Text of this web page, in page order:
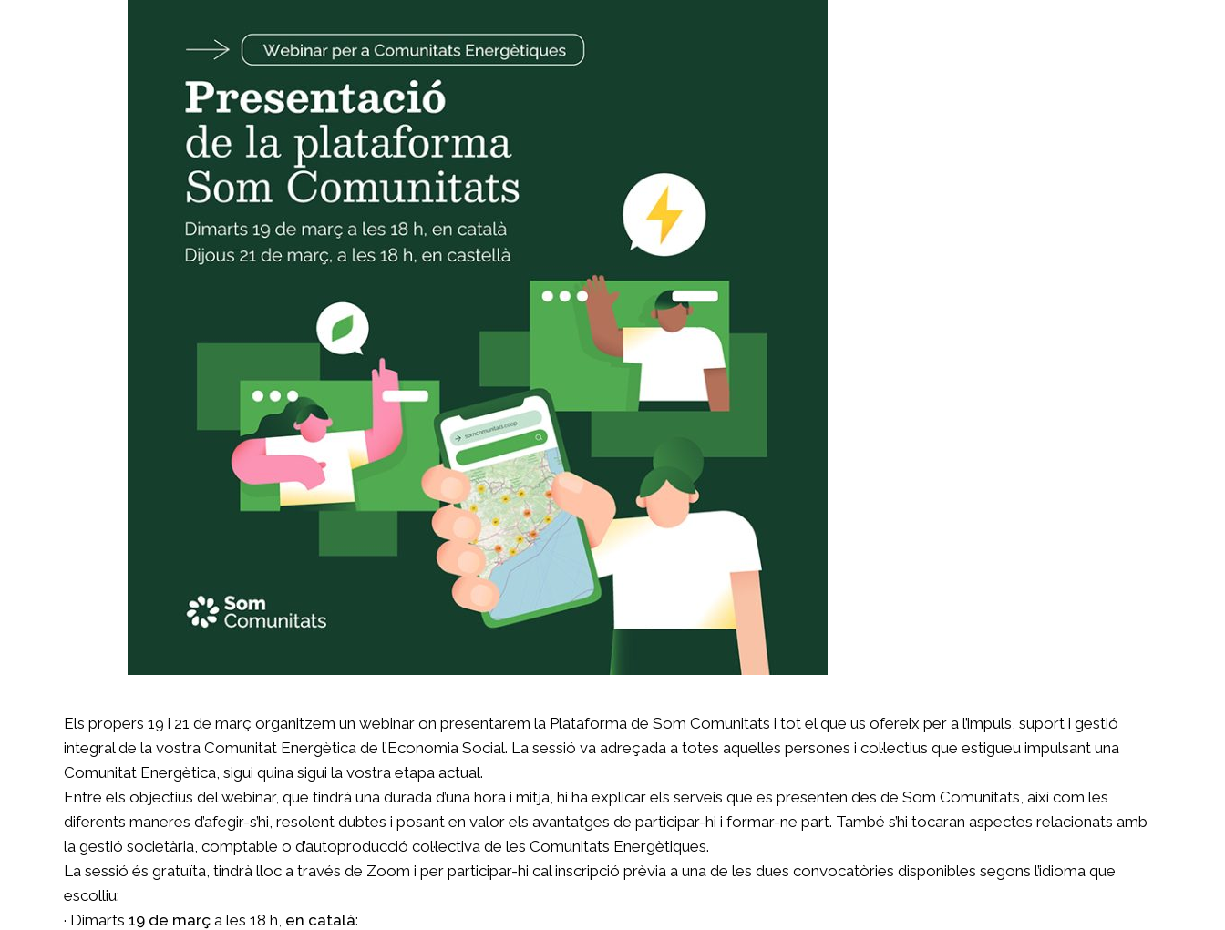
Els propers 19 i 21 de març organitzem un webinar on presentarem la Plataforma de Som Comunitats i tot el que us ofereix per a l’impuls, suport i gestió
integral de la vostra Comunitat Energètica de l’Economia Social. La sessió va adreçada a totes aquelles persones i col·lectius que estigueu impulsant una
Comunitat Energètica, sigui quina sigui la vostra etapa actual.
Entre els objectius del webinar, que tindrà una durada d’una hora i mitja, hi ha explicar els serveis que es presenten des de Som Comunitats, així com les
diferents maneres d’afegir-s’hi, resolent dubtes i posant en valor els avantatges de participar-hi i formar-ne part. També s’hi tocaran aspectes relacionats amb
la gestió societària, comptable o d’autoproducció col·lectiva de les Comunitats Energètiques.
La sessió és gratuïta, tindrà lloc a través de Zoom i per participar-hi cal inscripció prèvia a una de les dues convocatòries disponibles segons l’idioma que
escolliu:
· Dimarts 19 de març a les 18 h, en català: